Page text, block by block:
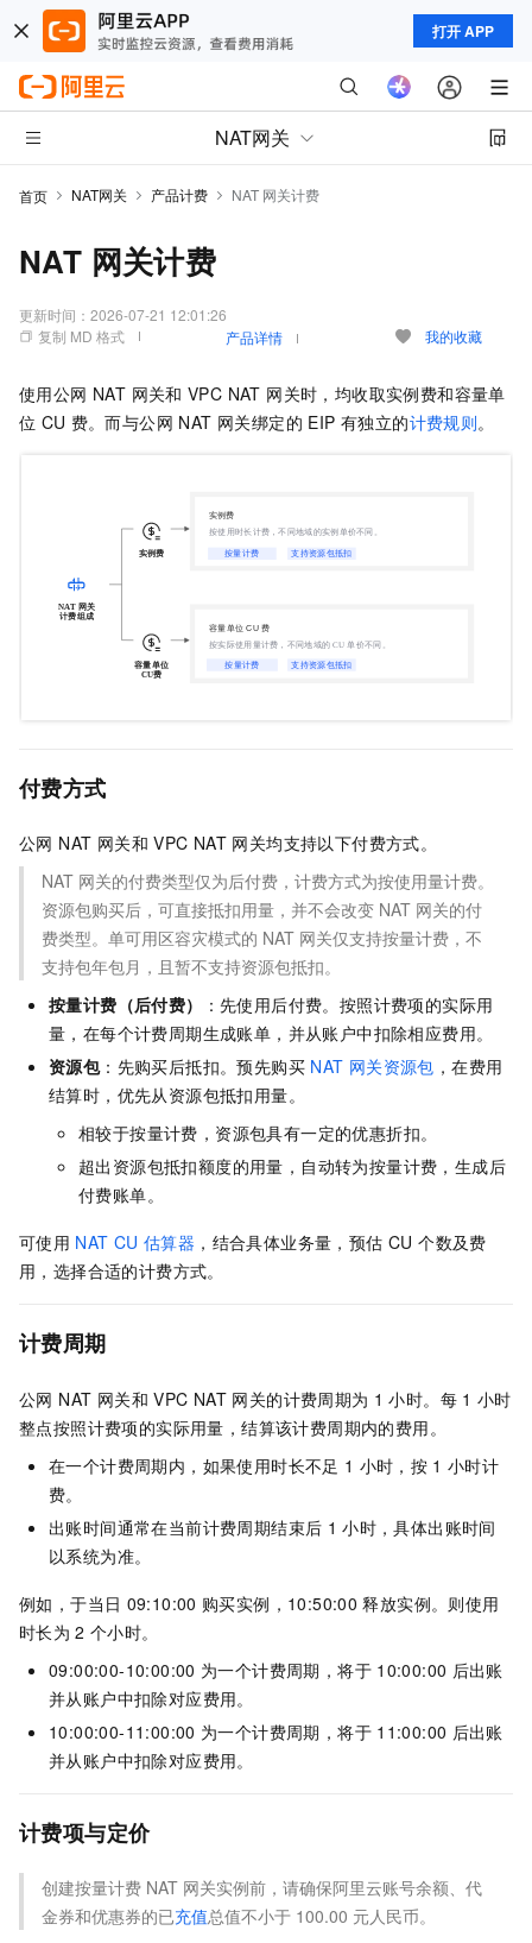
打开 APP
NAT网关
首页 NAT网关 产品计费 NAT 网关计费
NAT 网关计费
更新时间： 2026-07-21 12:01:26
复制 MD 格式
产品详情 我的收藏
使用公网 NAT 网关和 VPC NAT 网关时，均收取实例费和容量单
位 CU 费。而与公网 NAT 网关绑定的 EIP 有独立的计费规则。
付费方式
公网 NAT 网关和 VPC NAT 网关均支持以下付费方式。
NAT 网关的付费类型仅为后付费，计费方式为按使用量计费。
资源包购买后，可直接抵扣用量，并不会改变 NAT 网关的付
费类型。单可用区容灾模式的 NAT 网关仅支持按量计费，不
支持包年包月，且暂不支持资源包抵扣。
按量计费（后付费）
：先使用后付费。按照计费项的实际用
量，在每个计费周期生成账单，并从账户中扣除相应费用。
资源包：先购买后抵扣。预先购买 NAT 网关资源包 ，在费用
结算时，优先从资源包抵扣用量。
相较于按量计费，资源包具有一定的优惠折扣。
超出资源包抵扣额度的用量，自动转为按量计费，生成后
付费账单。
可使用 NAT CU 估算器 ，结合具体业务量，预估 CU 个数及费
用，选择合适的计费方式。
计费周期
公网 NAT 网关和 VPC NAT 网关的计费周期为 1 小时。每 1 小时
整点按照计费项的实际用量，结算该计费周期内的费用。
在一个计费周期内，如果使用时长不足 1 小时，按 1 小时计
费。
出账时间通常在当前计费周期结束后 1 小时，具体出账时间
以系统为准。
例如，于当日 09:10:00 购买实例，10:50:00 释放实例。则使用
时长为 2 个小时。
09:00:00-10:00:00 为一个计费周期，将于 10:00:00 后出账
并从账户中扣除对应费用。
10:00:00-11:00:00 为一个计费周期，将于 11:00:00 后出账
并从账户中扣除对应费用。
计费项与定价
创建按量计费 NAT 网关实例前，请确保阿里云账号余额、代
金券和优惠券的已充值总值不小于 100.00 元人民币。